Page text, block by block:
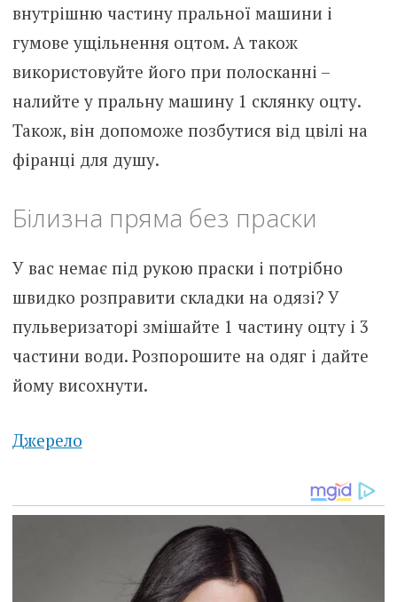
внутрішню частину пральної машини і
гумове ущільнення оцтом. А також
використовуйте його при полосканні –
налийте у пральну машину 1 склянку оцту.
Також, він допоможе позбутися від цвілі на
фіранці для душу.
Білизна пряма без праски
У вас немає під рукою праски і потрібно
швидко розправити складки на одязі? У
пульверизаторі змішайте 1 частину оцту і 3
частини води. Розпорошите на одяг і дайте
йому висохнути.
Джерело